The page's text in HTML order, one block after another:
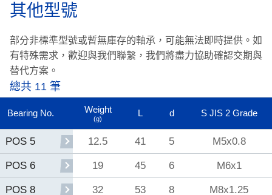
其他型號
部分非標準型號或暫無庫存的軸承，可能無法即時提供。 如
有特殊需求，歡迎與我們聯繫，我們將盡力協助確認交期與
替代方案。
總共 11 筆
Bearing No. Weight
(g)
L d S JIS 2 Grade
POS 5 12.5 41 5 M5x0.8
POS 6 19 45 6 M6x1
POS 8 32 53 8 M8x1.25